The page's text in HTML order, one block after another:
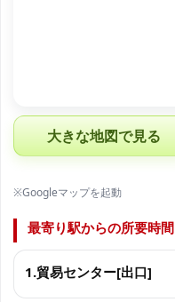
大きな地図で見る
※Googleマップを起動
最寄り駅からの所要時間
1.貿易センター[出口]